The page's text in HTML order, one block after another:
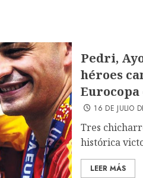
Pedri,
héroes
Eurocopa
16 DE JULIO
Tres
histórica
LEER MÁS